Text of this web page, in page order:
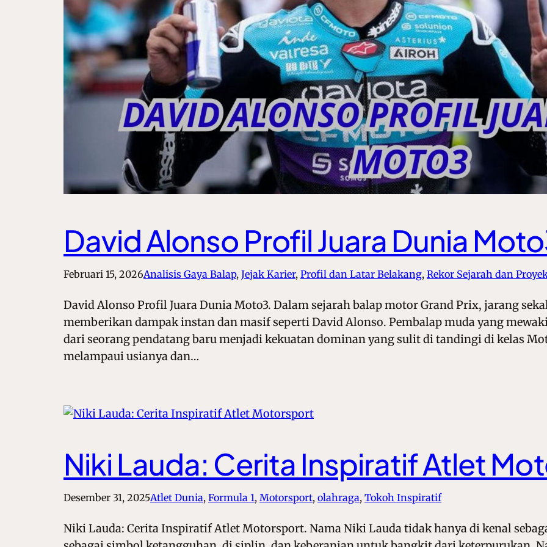
David Alonso Profil Juara Dunia
Februari 15, 2026Analisis Gaya Balap, Jejak Karier, Profil dan Latar Belakang, Rekor Sejarah dan
David Alonso Profil Juara Dunia Moto3. Dalam sejarah balap motor Grand Prix, jarang
memberikan dampak instan dan masif seperti David Alonso. Pembalap muda yang
dari seorang pendatang baru menjadi kekuatan dominan yang sulit di tandingi di kelas
melampaui usianya dan…
Niki Lauda: Cerita Inspiratif Atlet
Desember 31, 2025Atlet Dunia, Formula 1, Motorsport, olahraga, Tokoh Inspiratif
Niki Lauda: Cerita Inspiratif Atlet Motorsport. Nama Niki Lauda tidak hanya di kenal